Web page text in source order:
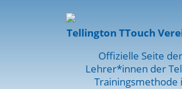
Tellington TTouch
Offizielle Seite
Lehrer*innen der
Trainingsmethode